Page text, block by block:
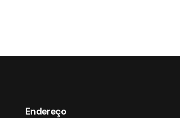
Endereço